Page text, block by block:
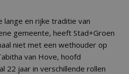
lange en rijke traditie van
gemeente, heeft Stad+Groen
niet met een wethouder op
van Hove, hoofd
22 jaar in verschillende rollen